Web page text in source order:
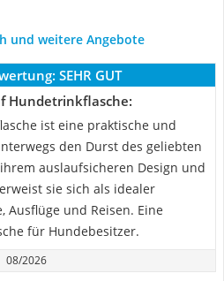
und weitere Angebote
SEHR GUT
Hundetrinkflasche:
ist eine praktische und
den Durst des geliebten
auslaufsicheren Design und
sie sich als idealer
Ausflüge und Reisen. Eine
für Hundebesitzer.
08/2026